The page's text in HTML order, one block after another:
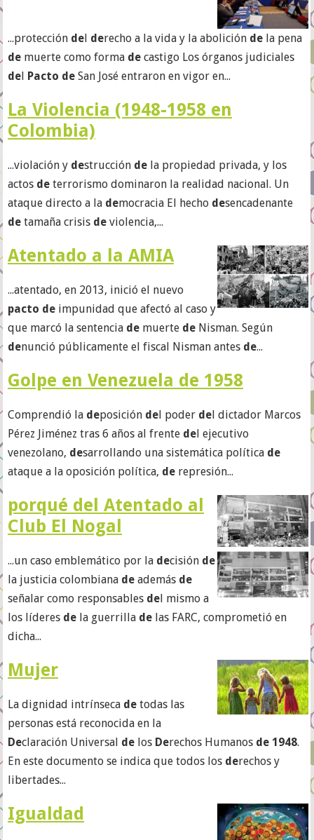
...protección del derecho a la vida y la abolición de la pena
de muerte como forma de castigo Los órganos judiciales
del Pacto de San José entraron en vigor en...
La Violencia (1948-1958 en
Colombia)
...violación y destrucción de la propiedad privada, y los
actos de terrorismo dominaron la realidad nacional. Un
ataque directo a la democracia El hecho desencadenante
de tamaña crisis de violencia,...
Atentado a la AMIA
...atentado, en 2013, inició el nuevo
pacto de impunidad que afectó al caso y
que marcó la sentencia de muerte de Nisman. Según
denunció públicamente el fiscal Nisman antes de...
Golpe en Venezuela de 1958
Comprendió la deposición del poder del dictador Marcos
Pérez Jiménez tras 6 años al frente del ejecutivo
venezolano, desarrollando una sistemática política de
ataque a la oposición política, de represión...
porqué del Atentado al
Club El Nogal
...un caso emblemático por la decisión de
la justicia colombiana de además de
señalar como responsables del mismo a
los líderes de la guerrilla de las FARC, comprometió en
dicha...
Mujer
La dignidad intrínseca de todas las
personas está reconocida en la
Declaración Universal de los Derechos Humanos de 1948.
En este documento se indica que todos los derechos y
libertades...
Igualdad